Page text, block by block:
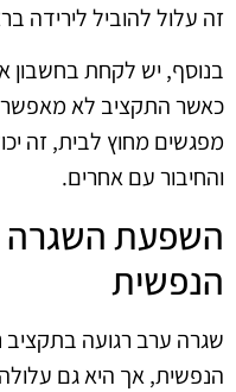
זה עלול להוביל לירידה
בנוסף, יש לקחת בחשבון
כאשר התקציב לא מאפשר
מפגשים מחוץ לבית, זה
והחיבור עם אחרים.
השפעת השגרה
הנפשית
שגרה ערב רגועה בתקציב
הנפשית, אך היא גם